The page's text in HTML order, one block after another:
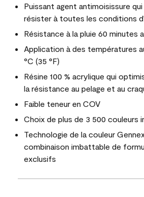
Puissant agent antimoisissure
résister à toutes les conditions
Résistance à la pluie 60 minutes
Application à des températures
°C (35 °F)
Résine 100 % acrylique qui
la résistance au pelage et au
Faible teneur en COV
Choix de plus de 3 500 couleurs
Technologie de la couleur
combinaison imbattable de
exclusifs